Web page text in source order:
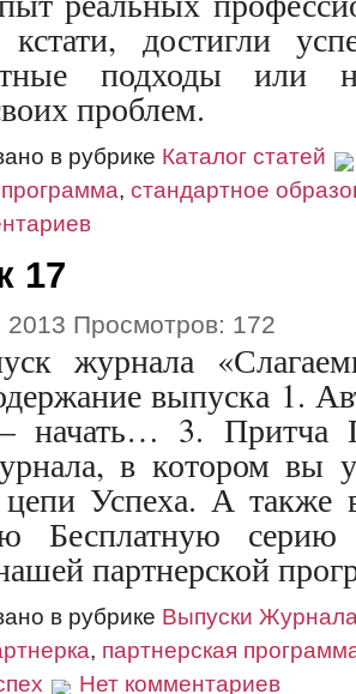
достигли
подходы или
проблем.
в рубрике Каталог статей
, стандартное
17
2013 Просмотров: 172
журнала
выпуска 1.
начать… 3. Притча
в котором вы
цепи Успеха. А также
Бесплатную серию
партнерской
в рубрике Выпуски
, партнерская
Нет комментариев